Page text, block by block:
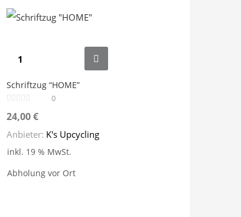
Schriftzug “HOME”
0
24,00€
Anbieter: K's Upcycling
inkl. 19 % MwSt.
Abholung vor Ort